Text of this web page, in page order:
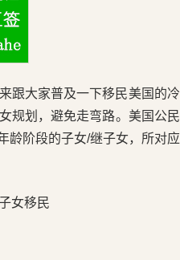
跟大家普及一下移民美国的
规划，避免走弯路。美国公
龄阶段的子女/继子女，所对
女移民